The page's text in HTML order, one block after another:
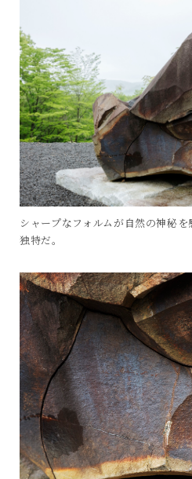
シャープなフォルムが自然の神秘
独特だ。